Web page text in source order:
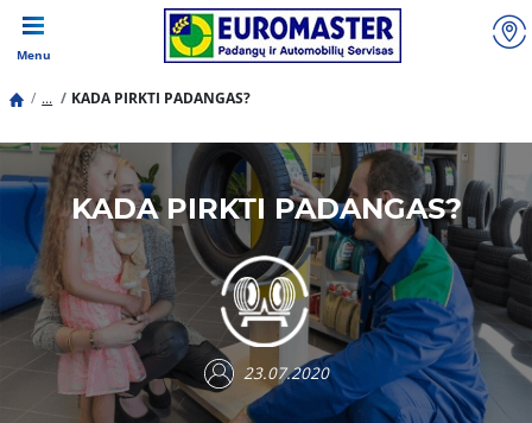
Menu
... KADA PIRKTI PADANGAS?
KADA PIRKTI PADANGAS?
23.07.2020